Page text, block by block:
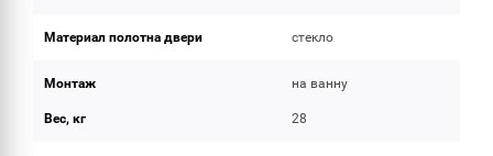
Материал полотна двери стекло
Монтаж на ванну
Вес, кг 28